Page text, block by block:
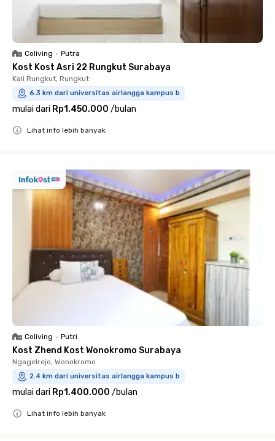
Coliving • Putra
Kost Kost Asri 22 Rungkut Surabaya
Kali Rungkut, Rungkut
6.3 km dari universitas airlangga kampus b
mulai dari Rp1.450.000 /bulan
Lihat info lebih banyak
Coliving • Putri
Kost Zhend Kost Wonokromo Surabaya
Ngagelrejo, Wonokromo
2.4 km dari universitas airlangga kampus b
mulai dari Rp1.400.000 /bulan
Lihat info lebih banyak